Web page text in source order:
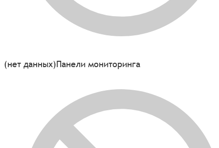
(нет данных)Панели мониторинга